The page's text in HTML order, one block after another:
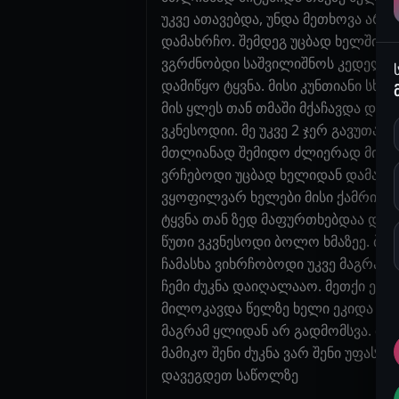
უკვე ათავებდა, უნდა მეთხოვა არ
დამახრჩო. შემდეგ უცბად ხელში
ვგრძნობდი საშვილიშნოს
დამიწყო ტყვნა. მისი კუნთიანი
მის ყლეს თან თმაში მქაჩავდა და
ვკნესოდიი. მე უკვე 2 ჯერ
მთლიანად შემიდო ძლიერად
ვრჩებოდი უცბად ხელიდან
ვყოფილვარ ხელები მისი ქამრით
ტყვნა თან ზედ მაფურთხებდაა და
წუთი ვკვნესოდი ბოლო ხმაზეე.
ჩამასხა ვიხრჩობოდი უკვე
ჩემი ძუკნა დაიღალააო. მეთქი ესე
მილოკავდა წელზე ხელი ეკიდა და
მაგრამ ყლიდან არ გადმომსვა.
მამიკო შენი ძუკნა ვარ შენი
დავეგდეთ საწოლზე